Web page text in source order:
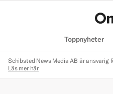
Toppnyheter
Schibsted News Media AB är ansvarig
Läs mer här